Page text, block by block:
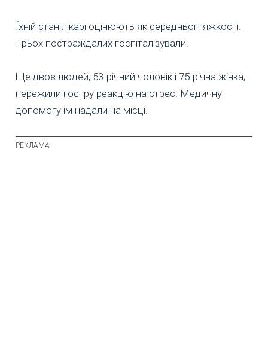
Їхній стан лікарі оцінюють як середньої тяжкості.
Трьох постраждалих госпіталізували.
Ще двоє людей, 53-річний чоловік і 75-річна жінка,
пережили гостру реакцію на стрес. Медичну
допомогу їм надали на місці.